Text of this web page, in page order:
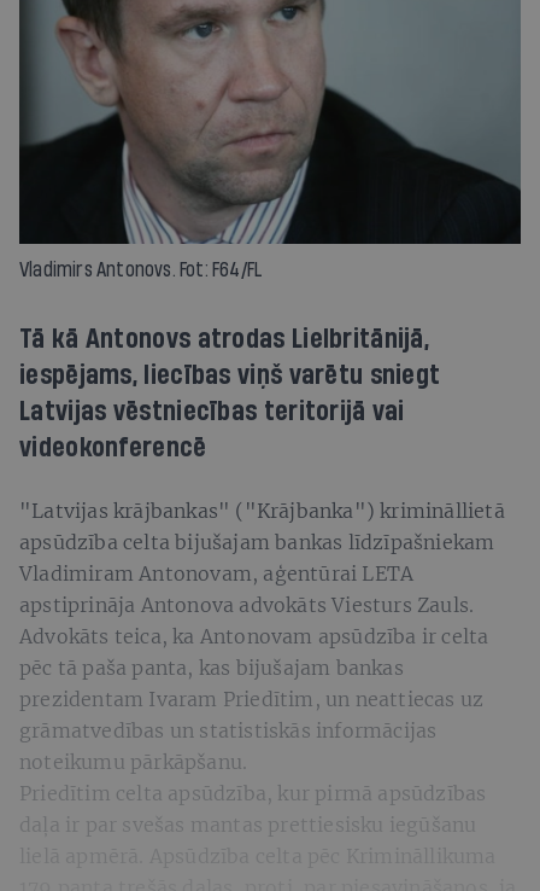
Vladimirs Antonovs. Fot: F64/FL
Tā kā Antonovs atrodas Lielbritānijā,
iespējams, liecības viņš varētu sniegt
Latvijas vēstniecības teritorijā vai
videokonferencē
"Latvijas krājbankas" ("Krājbanka") krimināllietā
apsūdzība celta bijušajam bankas līdzīpašniekam
Vladimiram Antonovam, aģentūrai LETA
apstiprināja Antonova advokāts Viesturs Zauls.
Advokāts teica, ka Antonovam apsūdzība ir celta
pēc tā paša panta, kas bijušajam bankas
prezidentam Ivaram Priedītim, un neattiecas uz
grāmatvedības un statistiskās informācijas
noteikumu pārkāpšanu.
Priedītim celta apsūdzība, kur pirmā apsūdzības
daļa ir par svešas mantas prettiesisku iegūšanu